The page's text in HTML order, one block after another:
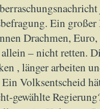
Ein
Drachmen,
allein – nicht retten.
, länger arbeiten
Ein Volksentscheid
gewählte